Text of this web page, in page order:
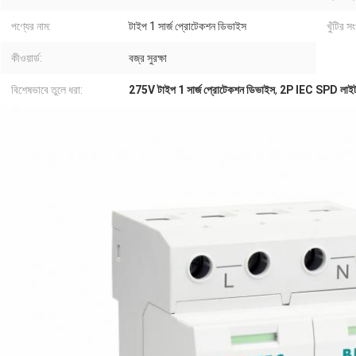
পণ্যের নাম: টাইপ 1 সার্জ প্রোটেকশন ডিভাইস খুঁটির
কীওয়ার্ড: বজ্র সুরক্ষা
বিশেষভাবে তুলে ধরা: 275V টাইপ 1 সার্জ প্রোটেকশন ডিভাইস, 2P IEC SPD